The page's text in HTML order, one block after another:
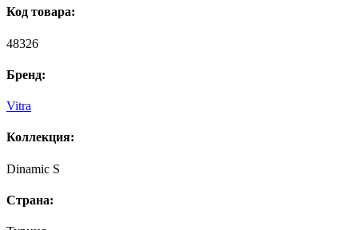
Код товара:
48326
Бренд:
Vitra
Коллекция:
Dinamic S
Страна: